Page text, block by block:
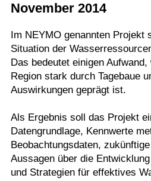
November 2014
Im NEYMO genannten Projekt
Situation der
Das bedeutet einigen
Region stark durch Tagebaue
Auswirkungen geprägt ist.
Als Ergebnis soll das Projekt
Datengrundlage, Kennwerte
Beobachtungsdaten,
Aussagen über die
und Strategien für effektives